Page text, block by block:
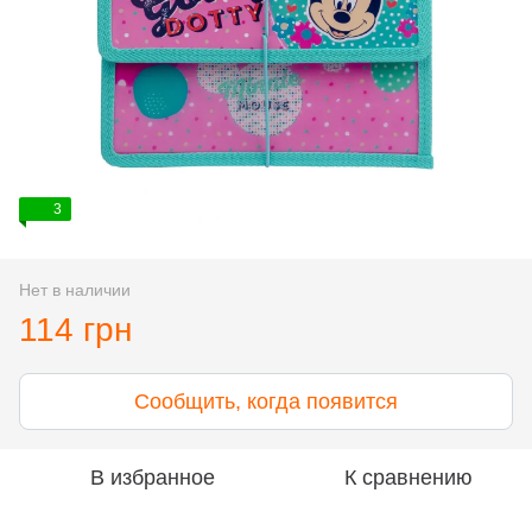
3
Нет в наличии
114 грн
Сообщить, когда появится
В избранное К сравнению